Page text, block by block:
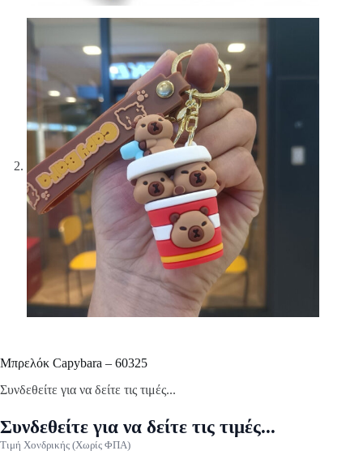
Mπρελόκ Capybara – 60325
Συνδεθείτε για να δείτε τις τιμές...
Συνδεθείτε για να δείτε τις τιμές...
Τιμή Χονδρικής (Χωρίς ΦΠΑ)